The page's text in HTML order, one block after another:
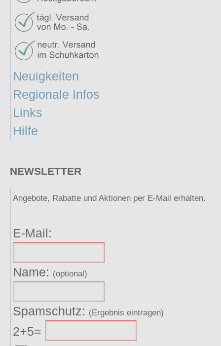
Neuigkeiten
Regionale Infos
Links
Hilfe
NEWSLETTER
Angebote, Rabatte und Aktionen per E-Mail erhalten.
E-Mail:
Name: (optional)
Spamschutz: (Ergebnis eintragen)
2+5=